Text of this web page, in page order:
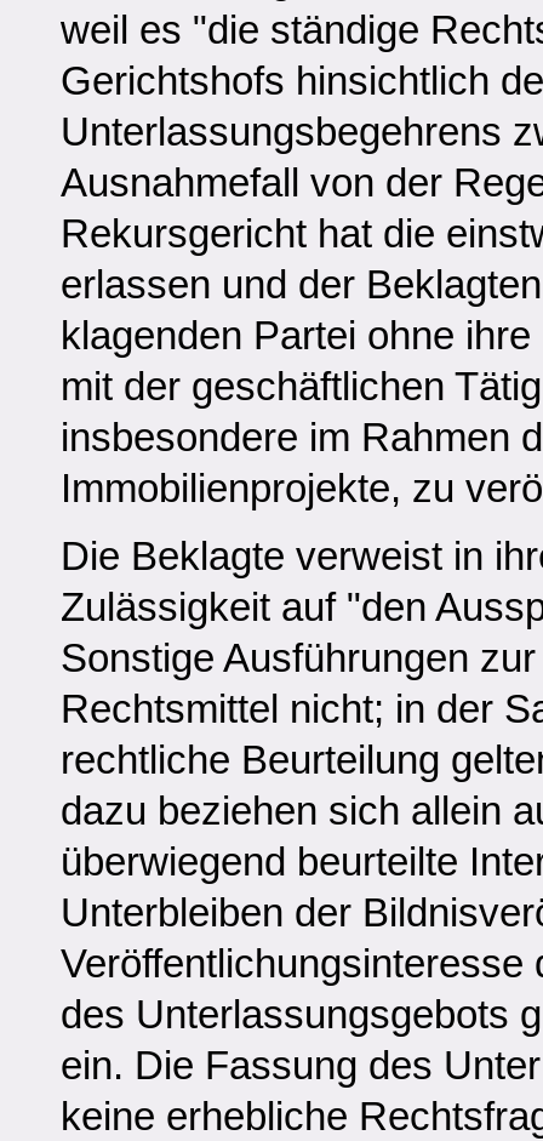
weil es "die ständige
Gerichtshofs hinsichtlich
Unterlassungsbegehrens
Ausnahmefall von der
Rekursgericht hat die
erlassen und der
klagenden Partei ohne
mit der geschäftlichen
insbesondere im Rahmen
Immobilienprojekte, zu
Die Beklagte verweist in
Zulässigkeit auf "den
Sonstige Ausführungen
Rechtsmittel nicht; in der
rechtliche Beurteilung
dazu beziehen sich allein
überwiegend beurteilte
Unterbleiben der
des Unterlassungsgebots
ein. Die Fassung des
keine erhebliche